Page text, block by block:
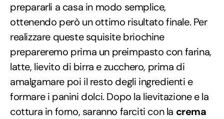
prepararli a casa in modo semplice,
ottenendo però un ottimo risultato finale. Per
realizzare queste squisite briochine
prepareremo prima un preimpasto con farina,
latte, lievito di birra e zucchero, prima di
amalgamare poi il resto degli ingredienti e
formare i panini dolci. Dopo la lievitazione e la
cottura in forno, saranno farciti con la crema